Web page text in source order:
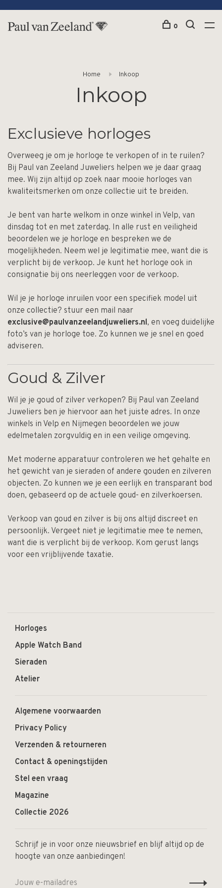
0
Home Inkoop
Inkoop
Exclusieve horloges
Overweeg je om je horloge te verkopen of in te ruilen?
Bij Paul van Zeeland Juweliers helpen we je daar graag
mee. Wij zijn altijd op zoek naar mooie horloges van
kwaliteitsmerken om onze collectie uit te breiden.
Je bent van harte welkom in onze winkel in Velp, van
dinsdag tot en met zaterdag. In alle rust en veiligheid
beoordelen we je horloge en bespreken we de
mogelijkheden. Neem wel je legitimatie mee, want die is
verplicht bij de verkoop. Je kunt het horloge ook in
consignatie bij ons neerleggen voor de verkoop.
Wil je je horloge inruilen voor een specifiek model uit
onze collectie? stuur een mail naar
exclusive@paulvanzeelandjuweliers.nl, en voeg duidelijke
foto’s van je horloge toe. Zo kunnen we je snel en goed
adviseren.
Goud & Zilver
Wil je je goud of zilver verkopen? Bij Paul van Zeeland
Juweliers ben je hiervoor aan het juiste adres. In onze
winkels in Velp en Nijmegen beoordelen we jouw
edelmetalen zorgvuldig en in een veilige omgeving.
Met moderne apparatuur controleren we het gehalte en
het gewicht van je sieraden of andere gouden en zilveren
objecten. Zo kunnen we je een eerlijk en transparant bod
doen, gebaseerd op de actuele goud- en zilverkoersen.
Verkoop van goud en zilver is bij ons altijd discreet en
persoonlijk. Vergeet niet je legitimatie mee te nemen,
want die is verplicht bij de verkoop. Kom gerust langs
voor een vrijblijvende taxatie.
Horloges
Apple Watch Band
Sieraden
Atelier
Algemene voorwaarden
Privacy Policy
Verzenden & retourneren
Contact & openingstijden
Stel een vraag
Magazine
Collectie 2026
Schrijf je in voor onze nieuwsbrief en blijf altijd op de
hoogte van onze aanbiedingen!